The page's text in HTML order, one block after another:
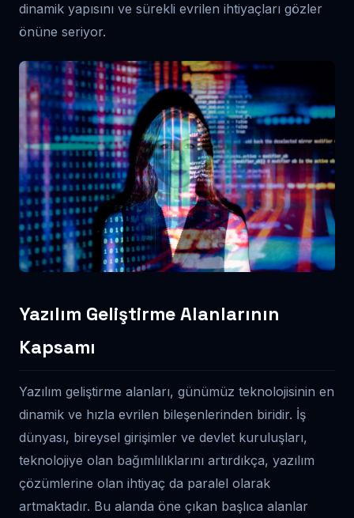
dinamik yapısını ve sürekli evrilen ihtiyaçları gözler
önüne seriyor.
Yazılım Geliştirme Alanlarının
Kapsamı
Yazılım geliştirme alanları, günümüz teknolojisinin en
dinamik ve hızla evrilen bileşenlerinden biridir. İş
dünyası, bireysel girişimler ve devlet kuruluşları,
teknolojiye olan bağımlılıklarını artırdıkça, yazılım
çözümlerine olan ihtiyaç da paralel olarak
artmaktadır. Bu alanda öne çıkan başlıca alanlar